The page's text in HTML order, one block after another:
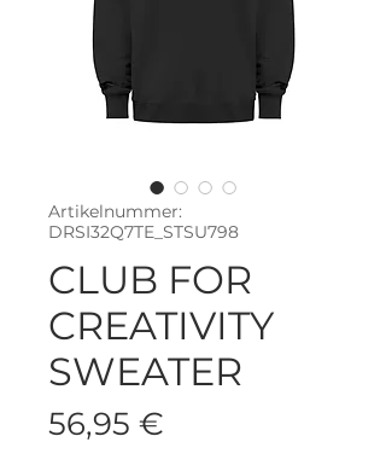
Artikelnummer:
DRSI32Q7TE_STSU798
CLUB FOR
CREATIVITY
SWEATER
56,95 €